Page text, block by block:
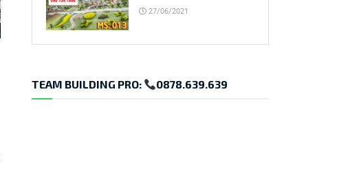
27/06/2021
TEAM BUILDING PRO: 0878.639.639